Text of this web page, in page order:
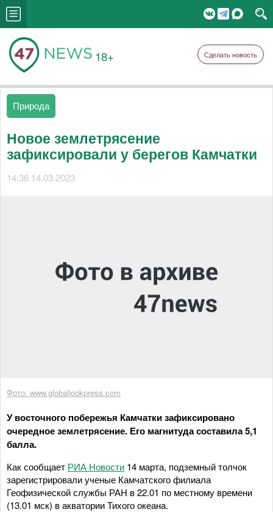
18+ Сделать новость
Природа
Новое землетрясение
зафиксировали у берегов Камчатки
14:36 14.03.2023
Фото: www.globallookpress.com
У восточного побережья Камчатки зафиксировано
очередное землетрясение. Его магнитуда составила 5,1
балла.
Как сообщает РИА Новости 14 марта, подземный толчок
зарегистрировали ученые Камчатского филиала
Геофизической службы РАН в 22.01 по местному времени
(13.01 мск) в акватории Тихого океана.